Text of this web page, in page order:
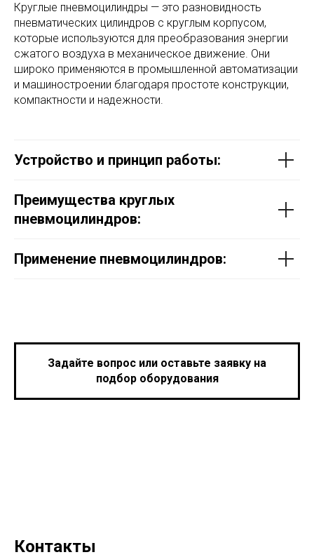
Круглые пневмоцилиндры — это разновидность
пневматических цилиндров с круглым корпусом,
которые используются для преобразования энергии
сжатого воздуха в механическое движение. Они
широко применяются в промышленной автоматизации
и машиностроении благодаря простоте конструкции,
компактности и надежности.
Устройство и принцип работы:
Преимущества круглых
пневмоцилиндров:
Применение пневмоцилиндров:
Задайте вопрос или оставьте заявку на
подбор оборудования
Контакты